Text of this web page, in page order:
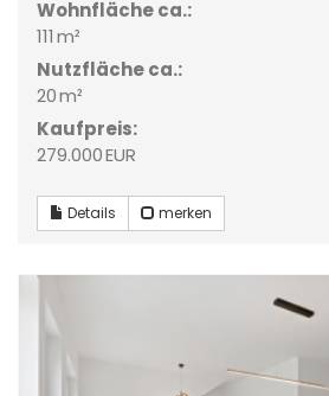
Wohnfläche ca.:
111 m²
Nutzfläche ca.:
20 m²
Kaufpreis:
279.000 EUR
Details merken